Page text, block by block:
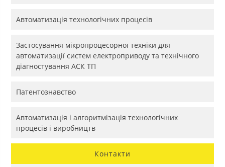
Автоматизація технологічних процесів
Застосування мікропроцесорної техніки для
автоматизації систем електроприводу та технічного
діагностування АСК ТП
Патентознавство
Автоматизація і алгоритмізація технологічних
процесів і виробництв
Контакти